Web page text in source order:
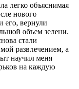
легко объяснимая
нового
его, вернули
объем зелени.
стали
развлечением, а
научил меня
на каждую